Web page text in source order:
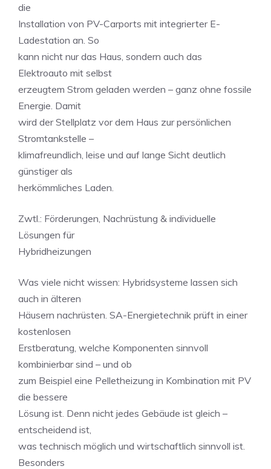
die
Installation von PV-Carports mit integrierter E-
Ladestation an. So
kann nicht nur das Haus, sondern auch das
Elektroauto mit selbst
erzeugtem Strom geladen werden – ganz ohne fossile
Energie. Damit
wird der Stellplatz vor dem Haus zur persönlichen
Stromtankstelle –
klimafreundlich, leise und auf lange Sicht deutlich
günstiger als
herkömmliches Laden.
Zwtl.: Förderungen, Nachrüstung & individuelle
Lösungen für
Hybridheizungen
Was viele nicht wissen: Hybridsysteme lassen sich
auch in älteren
Häusern nachrüsten. SA-Energietechnik prüft in einer
kostenlosen
Erstberatung, welche Komponenten sinnvoll
kombinierbar sind – und ob
zum Beispiel eine Pelletheizung in Kombination mit PV
die bessere
Lösung ist. Denn nicht jedes Gebäude ist gleich –
entscheidend ist,
was technisch möglich und wirtschaftlich sinnvoll ist.
Besonders